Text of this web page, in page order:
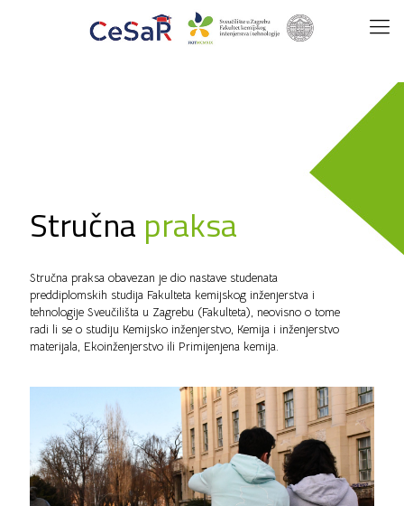
Stručna praksa
Stručna praksa obavezan je dio nastave studenata
preddiplomskih studija Fakulteta kemijskog inženjerstva i
tehnologije Sveučilišta u Zagrebu (Fakulteta), neovisno o tome
radi li se o studiju Kemijsko inženjerstvo, Kemija i inženjerstvo
materijala, Ekoinženjerstvo ili Primijenjena kemija.